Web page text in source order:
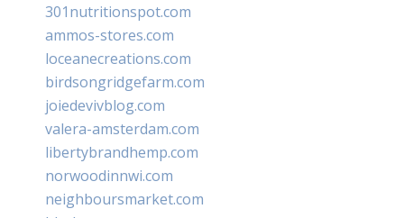
301nutritionspot.com
ammos-stores.com
loceanecreations.com
birdsongridgefarm.com
joiedevivblog.com
valera-amsterdam.com
libertybrandhemp.com
norwoodinnwi.com
neighboursmarket.com